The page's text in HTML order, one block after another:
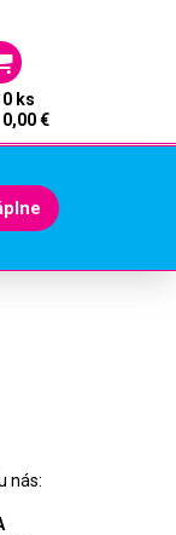
0 ks
0,00 €
nás: